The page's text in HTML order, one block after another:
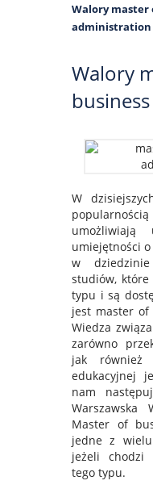
Walory master
administration
Walory
W
umożliwiają
umiejętności
w
studiów,
typu i są
jest master of
Wiedza
zarówno
jak
edukacyjnej
nam
Warszawska
Master of
jedne z
jeżeli chodzi
tego typu.